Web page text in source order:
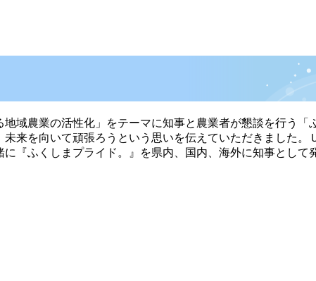
域農業の活性化」をテーマに知事と農業者が懇談を行う「
来を向いて頑張ろうという思いを伝えていただきました
『ふくしまプライド。』を県内、国内、海外に知事として